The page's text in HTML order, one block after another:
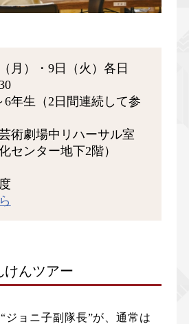
月）・9日（火）各日
6年生（2日間連続して参
術劇場中リハーサル室
センター地下2階）
けんツアー
ジョニ子副隊長”が、通常は